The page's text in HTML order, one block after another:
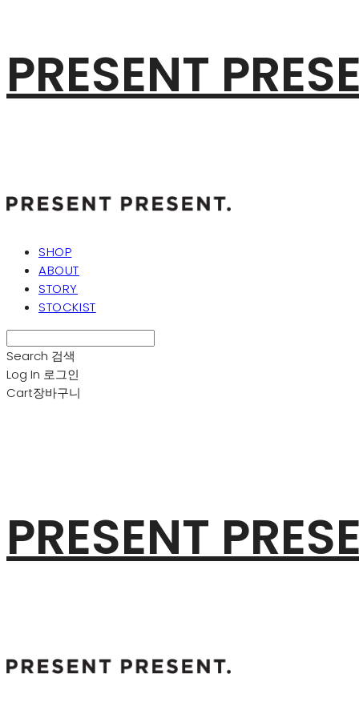
PRESENT
SHOP
ABOUT
STORY
STOCKIST
Search 검색
Log In 로그인
Cart장바구니
PRESENT